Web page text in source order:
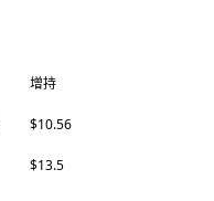
增持
$10.56
$13.5